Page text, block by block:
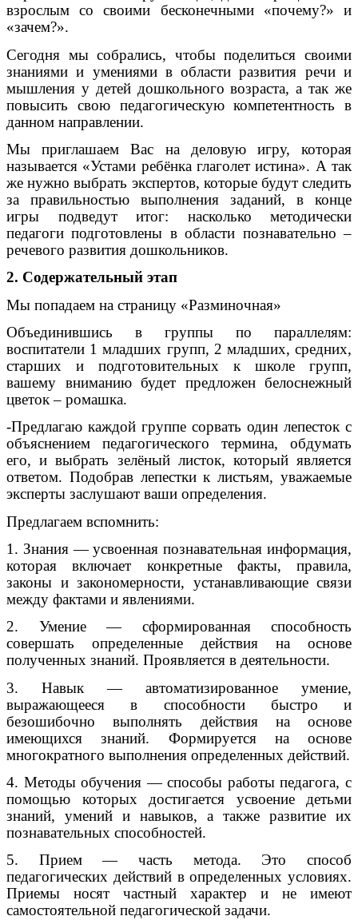
взрослым со своими бесконечными «почему?» и
«зачем?».
Сегодня мы собрались, чтобы поделиться своими
знаниями и умениями в области развития речи и
мышления у детей дошкольного возраста, а так же
повысить свою педагогическую компетентность в
данном направлении.
Мы приглашаем Вас на деловую игру, которая
называется «Устами ребёнка глаголет истина». А так
же нужно выбрать экспертов, которые будут следить
за правильностью выполнения заданий, в конце
игры подведут итог: насколько методически
педагоги подготовлены в области познавательно –
речевого развития дошкольников.
2. Содержательный этап
Мы попадаем на страницу «Разминочная»
Объединившись в группы по параллелям:
воспитатели 1 младших групп, 2 младших, средних,
старших и подготовительных к школе групп,
вашему вниманию будет предложен белоснежный
цветок – ромашка.
-Предлагаю каждой группе сорвать один лепесток с
объяснением педагогического термина, обдумать
его, и выбрать зелёный листок, который является
ответом. Подобрав лепестки к листьям, уважаемые
эксперты заслушают ваши определения.
Предлагаем вспомнить:
1. Знания — усвоенная познавательная информация,
которая включает конкретные факты, правила,
законы и закономерности, устанавливающие связи
между фактами и явлениями.
2. Умение — сформированная способность
совершать определенные действия на основе
полученных знаний. Проявляется в деятельности.
3. Навык — автоматизированное умение,
выражающееся в способности быстро и
безошибочно выполнять действия на основе
имеющихся знаний. Формируется на основе
многократного выполнения определенных действий.
4. Методы обучения — способы работы педагога, с
помощью которых достигается усвоение детьми
знаний, умений и навыков, а также развитие их
познавательных способностей.
5. Прием — часть метода. Это способ
педагогических действий в определенных условиях.
Приемы носят частный характер и не имеют
самостоятельной педагогической задачи.